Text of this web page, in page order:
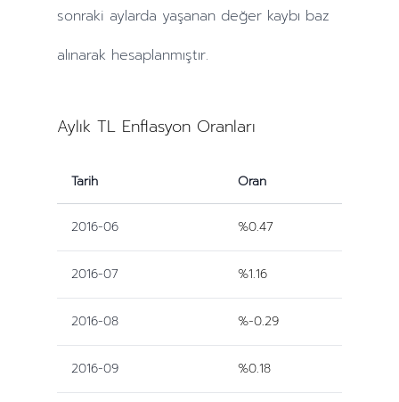
sonraki aylarda yaşanan değer kaybı baz
alınarak hesaplanmıştır.
Aylık TL Enflasyon Oranları
Tarih Oran
2016-06 %0.47
2016-07 %1.16
2016-08 %-0.29
2016-09 %0.18